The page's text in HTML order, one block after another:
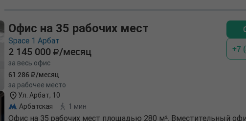
Офис на 35 рабочих мест
Space 1 Арбат
2 145 000 /месяц
за весь офис
61 286 /месяц
за рабочее место
Ул. Арбат, 10
Арбатская
1 мин
Офис на 35 рабочих мест площадью 280 м². Вместительный
+7